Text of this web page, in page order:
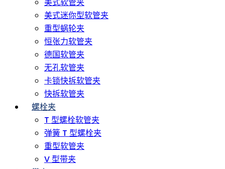
美式迷你型软管夹
重型蜗轮夹
恒张力软管夹
德国软管夹
无孔软管夹
卡锁快拆软管夹
快拆软管夹
螺栓夹
T 型螺栓软管夹
弹簧 T 型螺栓夹
重型软管夹
V 型带夹